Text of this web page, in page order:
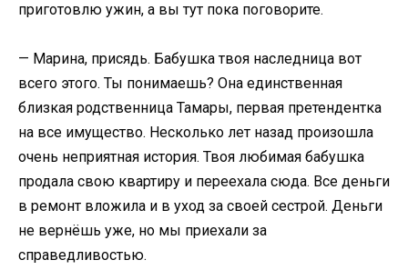
приготовлю ужин, а вы тут пока поговорите.
— Марина, присядь. Бабушка твоя наследница вот
всего этого. Ты понимаешь? Она единственная
близкая родственница Тамары, первая претендентка
на все имущество. Несколько лет назад произошла
очень неприятная история. Твоя любимая бабушка
продала свою квартиру и переехала сюда. Все деньги
в ремонт вложила и в уход за своей сестрой. Деньги
не вернёшь уже, но мы приехали за
справедливостью.